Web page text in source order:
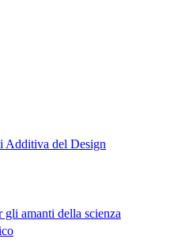
Additiva del Design
gli amanti della scienza